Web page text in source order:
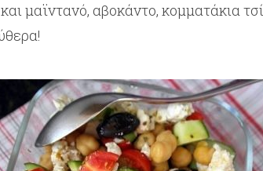
μαϊντανό, αβοκάντο, κομματάκια